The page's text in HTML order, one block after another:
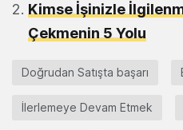
Kimse İşinizle
Çekmenin 5 Yolu
Doğrudan Satışta başarı
İlerlemeye Devam Etmek